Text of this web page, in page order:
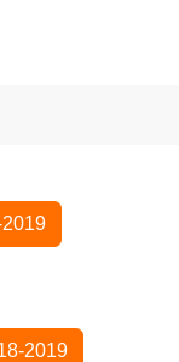
2019